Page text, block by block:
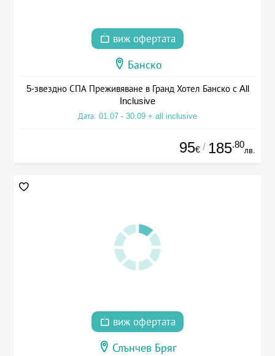
виж офертата
Банско
5-звездно СПА Преживяване в Гранд Хотел Банско с All
Inclusive
Дата: 01.07 - 30.09 + all inclusive
95€ / 185.80
лв.
виж офертата
Слънчев Бряг